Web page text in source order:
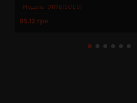
Модель: 01198(SOL’S)
85.12 грн